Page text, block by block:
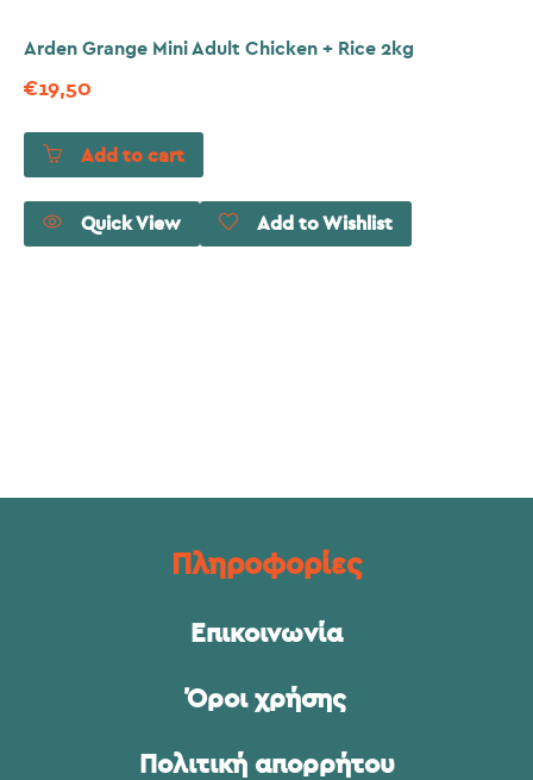
Arden Grange Mini Adult Chicken + Rice 2kg
€19,50
Add to cart
Quick View Add to Wishlist
Πληροφορίες
Επικοινωνία
Όροι χρήσης
Πολιτική απορρήτου